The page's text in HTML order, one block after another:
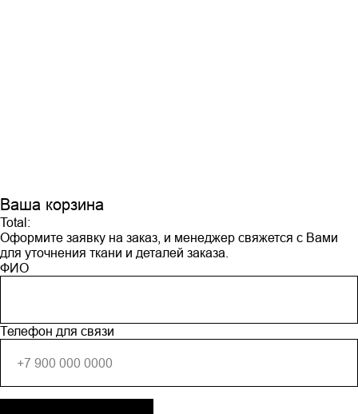
Ваша корзина
Total:
Оформите заявку на заказ, и менеджер свяжется с Вами
для уточнения ткани и деталей заказа.
ФИО
Телефон для связи